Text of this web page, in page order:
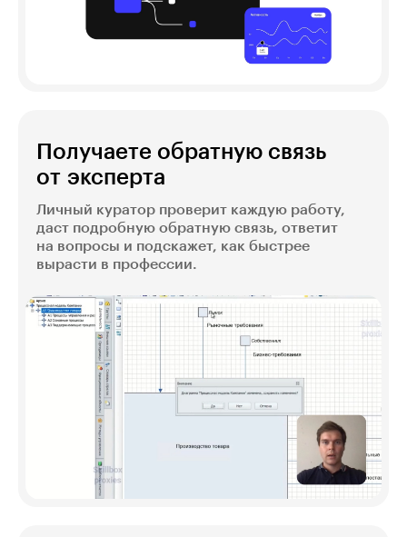
Получаете обратную связь
от эксперта
Личный куратор проверит каждую работу,
даст подробную обратную связь, ответит
на вопросы и подскажет, как быстрее
вырасти в профессии.